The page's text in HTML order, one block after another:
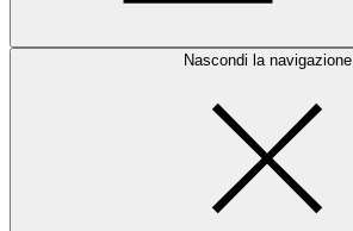
Nascondi la navigazione